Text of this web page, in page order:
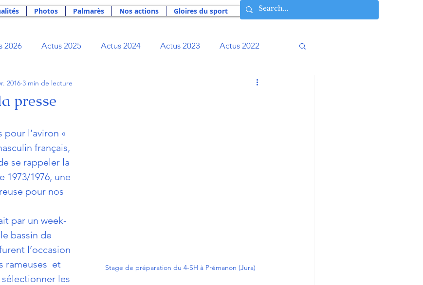
Photos Palmarès Nos actions Gloires du sport
2026 Actus 2025 Actus 2024 Actus 2023 Actus 2022
2019 Actus 2018 Actus 2015
du rameur
presse
2016 3 min de lecture
Stage de préparation du 4-SH à Prémanon (Jura)
l’aviron «
français,
se rappeler la
1973/1976, une
pour nos
par un week-
bassin de
l’occasion
rameuses  et
les